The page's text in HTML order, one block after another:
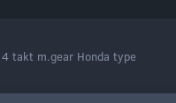
4 takt m.gear Honda type